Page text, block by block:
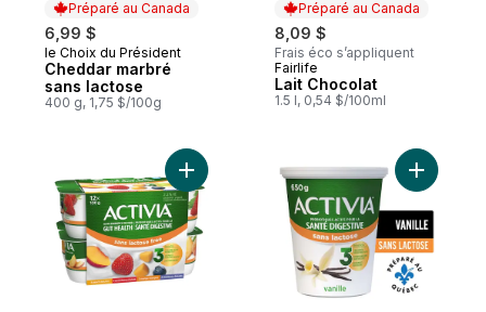
Préparé au Canada
6,99 $
Préparé au Canada
le Choix du Président
Cheddar marbré
sans lactose
400 g, 1,75 $/100g
Préparé au Canada
8,09 $
Frais éco s’appliquent
Préparé au Canada
Fairlife
Lait Chocolat
1.5 l, 0,54 $/100ml
Ajouter Yogourt probiotique, sansAjouter